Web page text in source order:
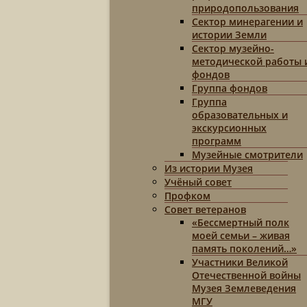
природопользования
Сектор минерагении и
истории Земли
Сектор музейно-
методической работы
фондов
Группа фондов
Группа
образовательных и
экскурсионных
программ
Музейные смотрители
Из истории Музея
Учёный совет
Профком
Совет ветеранов
«Бессмертный полк
моей семьи – живая
память поколений…»
Участники Великой
Отечественной войны
Музея Землеведения
МГУ